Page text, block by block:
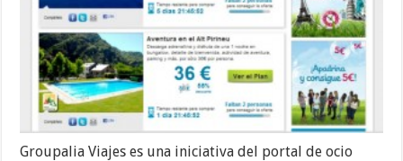
Groupalia Viajes es una iniciativa del portal de ocio